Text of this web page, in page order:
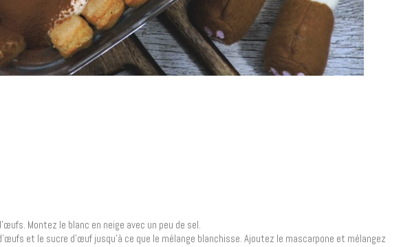
Montez le blanc en neige avec un peu de sel.
et le sucre d’œuf jusqu’à ce que le mélange blanchisse. Ajoutez le mascarpone et mélangez